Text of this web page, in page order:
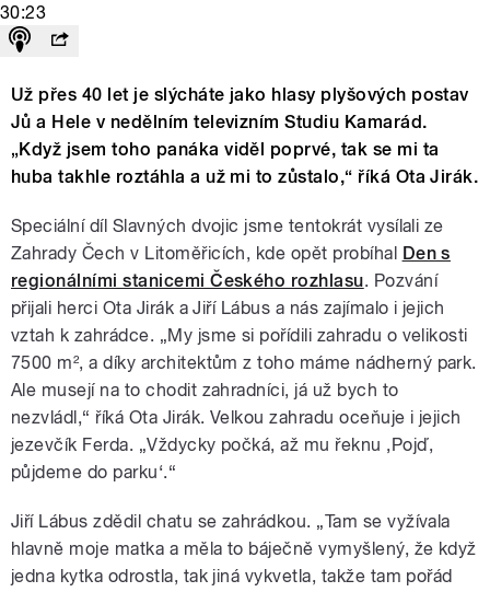
30:23
Už přes 40 let je slýcháte jako hlasy plyšových postav
Jů a Hele v nedělním televizním Studiu Kamarád.
„Když jsem toho panáka viděl poprvé, tak se mi ta
huba takhle roztáhla a už mi to zůstalo,“ říká Ota Jirák.
Speciální díl Slavných dvojic jsme tentokrát vysílali ze
Zahrady Čech v Litoměřicích, kde opět probíhal Den s
regionálními stanicemi Českého rozhlasu. Pozvání
přijali herci Ota Jirák a Jiří Lábus a nás zajímalo i jejich
vztah k zahrádce. „My jsme si pořídili zahradu o velikosti
7500 m², a díky architektům z toho máme nádherný park.
Ale musejí na to chodit zahradníci, já už bych to
nezvládl,“ říká Ota Jirák. Velkou zahradu oceňuje i jejich
jezevčík Ferda. „Vždycky počká, až mu řeknu ‚Pojď,
půjdeme do parku‘.“
Jiří Lábus zdědil chatu se zahrádkou. „Tam se vyžívala
hlavně moje matka a měla to báječně vymyšlený, že když
jedna kytka odrostla, tak jiná vykvetla, takže tam pořád